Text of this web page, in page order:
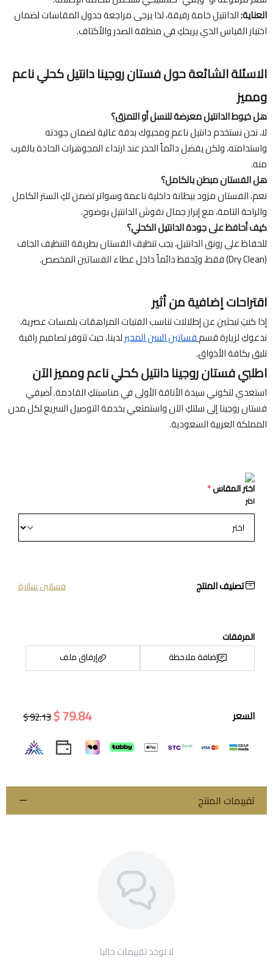
العناية:الدانتيل خامة رقيقة، لذا يرجى مراجعة جدول المقاسات لضمان
اختيار القياس الذي يريحكِ في منطقة الصدر والأكتاف.
الاسئلة الشائعة حول فستان روجينا دانتيل كحلي ناعم
ومميز
هل خيوط الدانتيل معرضة للنسل أو التمزق؟
لا، نحن نستخدم دانتيل ناعم ومحبوك بدقة عالية لضمان جودته
واستدامته، ولكن يفضل دائماً الحذر عند ارتداء المجوهرات الحادة بالقرب
منه.
هل الفستان مبطن بالكامل؟
نعم، الفستان مزود ببطانة داخلية ناعمة وسواتر تضمن لكِ الستر الكامل
والراحة التامة، مع إبراز جمال نقوش الدانتيل بوضوح.
كيف أحافظ على جودة الدانتيل الكحلي؟
للحفاظ على رونق الدانتيل، يجب تنظيف الفستان بطريقة التنظيف الجاف
(Dry Clean) فقط، ويُحفظ دائماً داخل غطاء الفساتين المخصص.
اقتراحات إضافية من أثير
إذا كنتِ تبحثين عن إطلالات تناسب الفتيات المراهقات بلمسات عصرية،
ندعوكِ لزيارة قسمفساتين السن المحيرلدينا، حيث تتوفر تصاميم راقية
تليق بكافة الأذواق.
اطلبي فستان روجينا دانتيل كحلي ناعم ومميز الآن
استعدي لتكوني سيدة الأناقة الأولى في مناسبتكِ القادمة. أضيفي
فستان روجينا إلى سلتكِ الآن واستمتعي بخدمة التوصيل السريع لكل مدن
المملكة العربية السعودية.
اختر المقاس*
اختر
تصنيف المنتج فساتين ساترة
المرفقات
إضافة ملاحظة
إرفاق ملف
اسحب و افلت الملف هنا
السعر 79.84 $
92.13 $
تقييمات المنتج
لا توجد تقييمات حاليا